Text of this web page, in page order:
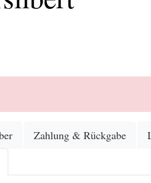
Zahlung & Rückgabe